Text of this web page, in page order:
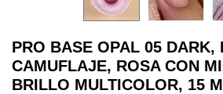
PRO BASE OPAL 05 DARK,
CAMUFLAJE, ROSA CON
BRILLO MULTICOLOR, 15